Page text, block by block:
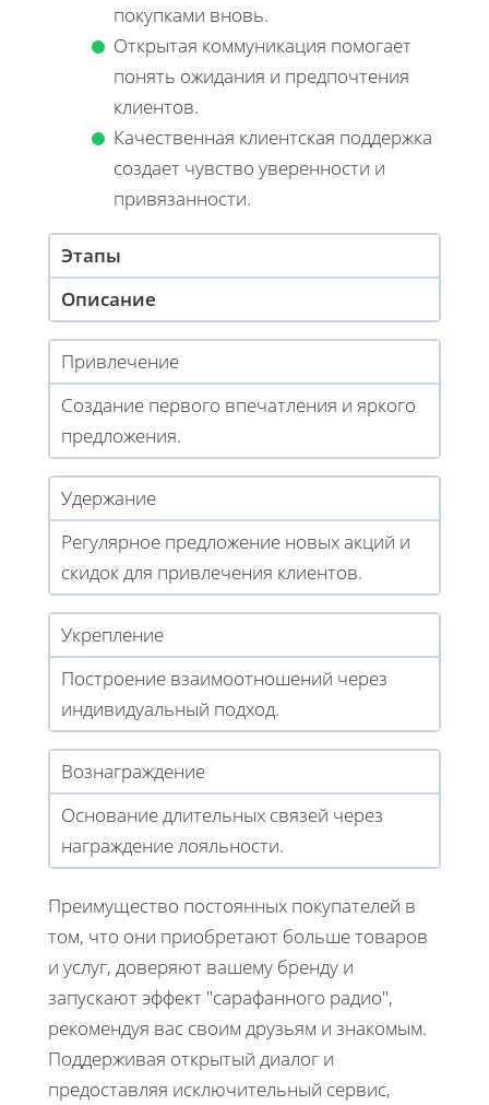
покупками вновь.
Открытая коммуникация помогает
понять ожидания и предпочтения
клиентов.
Качественная клиентская поддержка
создает чувство уверенности и
привязанности.
Этапы
Описание
Привлечение
Создание первого впечатления и яркого
предложения.
Удержание
Регулярное предложение новых акций и
скидок для привлечения клиентов.
Укрепление
Построение взаимоотношений через
индивидуальный подход.
Вознаграждение
Основание длительных связей через
награждение лояльности.
Преимущество постоянных покупателей в
том, что они приобретают больше товаров
и услуг, доверяют вашему бренду и
запускают эффект "сарафанного радио",
рекомендуя вас своим друзьям и знакомым.
Поддерживая открытый диалог и
предоставляя исключительный сервис,